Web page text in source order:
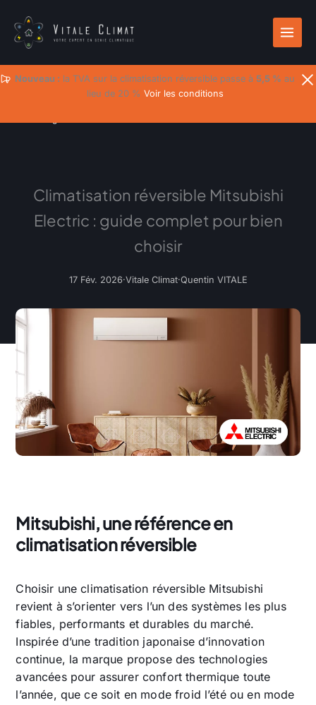
contenu
Nouveau : la TVA sur la climatisation réversible passe à5,5 % au
lieu de 20 % Voir les conditions
Climatisation réversible Mitsubishi
Electric : guide complet pour bien
choisir
17 Fév. 2026·Vitale Climat·Quentin VITALE
Mitsubishi, une référence en
climatisation réversible
Choisir une climatisation réversible Mitsubishi
revient à s’orienter vers l’un des systèmes les plus
fiables, performants et durables du marché.
Inspirée d’une tradition japonaise d’innovation
continue, la marque propose des technologies
avancées pour assurer confort thermique toute
l’année, que ce soit en mode froid l’été ou en mode